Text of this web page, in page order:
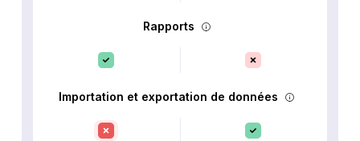
Rapports
Importation et exportation de données